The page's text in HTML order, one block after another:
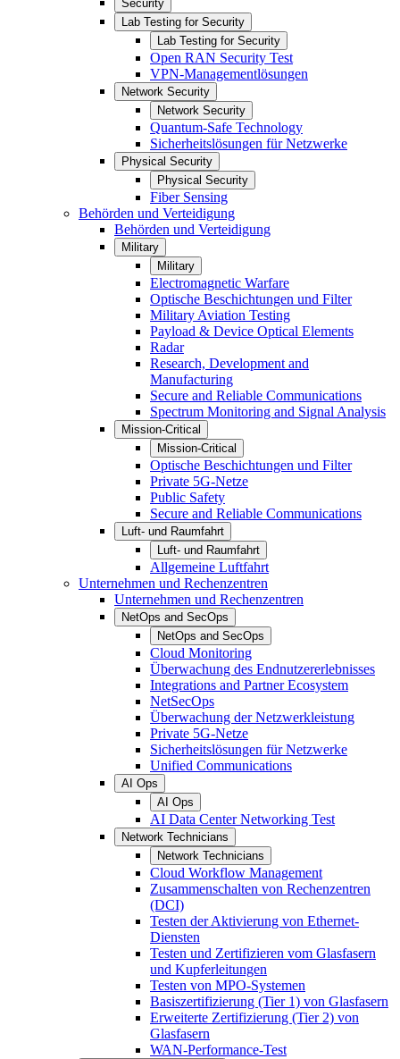
Security
Lab Testing for Security
Lab Testing for Security
Open RAN Security Test
VPN-Managementlösungen
Network Security
Network Security
Quantum-Safe Technology
Sicherheitslösungen für Netzwerke
Physical Security
Physical Security
Fiber Sensing
Behörden und Verteidigung
Behörden und Verteidigung
Military
Military
Electromagnetic Warfare
Optische Beschichtungen und Filter
Military Aviation Testing
Payload & Device Optical Elements
Radar
Research, Development and
Manufacturing
Secure and Reliable Communications
Spectrum Monitoring and Signal Analysis
Mission-Critical
Mission-Critical
Optische Beschichtungen und Filter
Private 5G-Netze
Public Safety
Secure and Reliable Communications
Luft- und Raumfahrt
Luft- und Raumfahrt
Allgemeine Luftfahrt
Unternehmen und Rechenzentren
Unternehmen und Rechenzentren
NetOps and SecOps
NetOps and SecOps
Cloud Monitoring
Überwachung des Endnutzererlebnisses
Integrations and Partner Ecosystem
NetSecOps
Überwachung der Netzwerkleistung
Private 5G-Netze
Sicherheitslösungen für Netzwerke
Unified Communications
AI Ops
AI Ops
AI Data Center Networking Test
Network Technicians
Network Technicians
Cloud Workflow Management
Zusammenschalten von Rechenzentren
(DCI)
Testen der Aktivierung von Ethernet-
Diensten
Testen und Zertifizieren vom Glasfasern
und Kupferleitungen
Testen von MPO-Systemen
Basiszertifizierung (Tier 1) von Glasfasern
Erweiterte Zertifizierung (Tier 2) von
Glasfasern
WAN-Performance-Test